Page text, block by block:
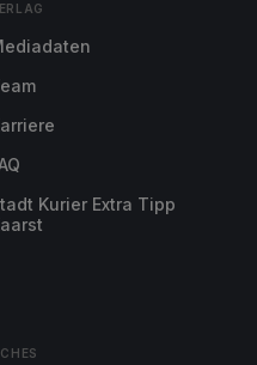
Kurier Extra Tipp